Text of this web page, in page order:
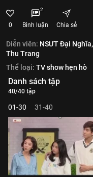
0
2
Bình luận Chia sẻ
Diễn viên: NSƯT Đại Nghĩa,
Thu Trang
Thể loại: TV show hẹn hò
Danh sách tập
40/40 tập
01-30 31-40